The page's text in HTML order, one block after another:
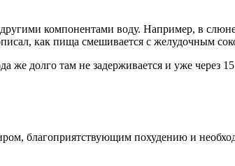
компонентами воду. Например, в
как пища смешивается с желудочным
долго там не задерживается и уже через
благоприятствующим похудению и